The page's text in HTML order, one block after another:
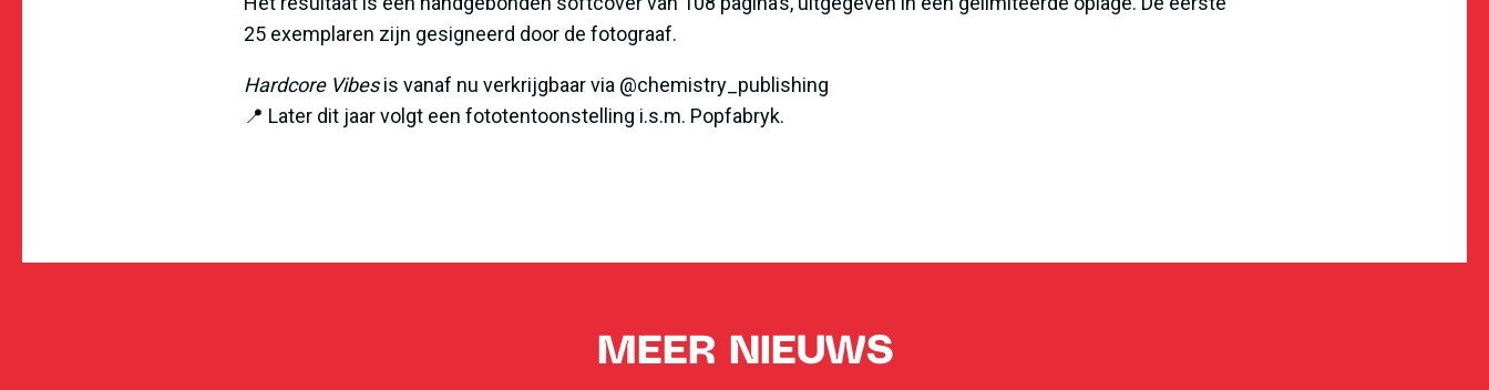
25 exemplaren zijn gesigneerd door de fotograaf.
Hardcore Vibesis vanaf nu verkrijgbaar via @chemistry_publishing
📍 Later dit jaar volgt een fototentoonstelling i.s.m. Popfabryk.
MEER NIEUWS